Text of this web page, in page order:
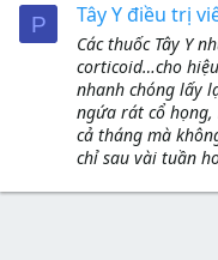
P Tây Y điều trị
Các thuốc Tây Y
corticoid…cho
nhanh chóng lấy
ngứa rát cổ
cả tháng mà
chỉ sau vài tuần